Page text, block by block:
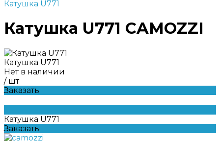
Катушка U771
Катушка U771 CAMOZZI
Катушка U771
Нет в наличии
/ шт
Заказать
Катушка U771
Заказать